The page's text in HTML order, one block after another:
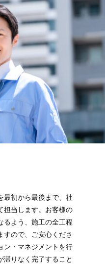
最初から最後まで、社
担当します。お客様の
るよう、施工の全工程
すので、ご安心くださ
ン・マネジメントを行
滞りなく完了すること